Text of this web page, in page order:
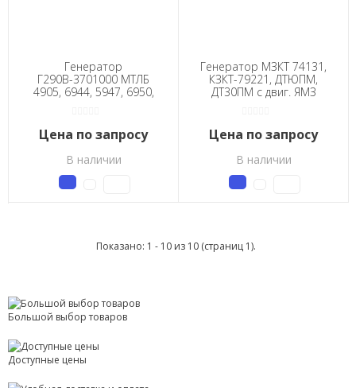
Генератор
Г290В-3701000 МТЛБ
4905, 6944, 5947, 6950,
Цена по запросу
В наличии
Генератор МЗКТ 74131,
КЗКТ-79221, ДТЮПМ,
ДТ30ПМ с двиг. ЯМЗ
Цена по запросу
В наличии
Показано: 1 - 10 из 10 (страниц 1).
Большой выбор товаров
Доступные цены